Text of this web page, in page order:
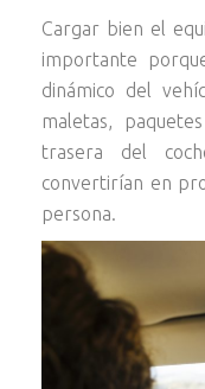
Cargar bien el
importante
dinámico del
maletas,
trasera del
convertirían en
persona.